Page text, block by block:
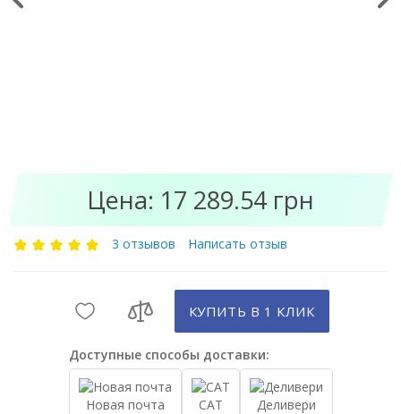
Цена: 17 289.54 грн
3 отзывов Написать отзыв
КУПИТЬ В 1 КЛИК
Доступные способы доставки:
Новая почта САТ Деливери